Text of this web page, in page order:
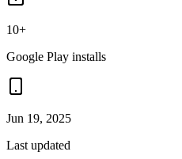
10+
Google Play installs
Jun 19, 2025
Last updated